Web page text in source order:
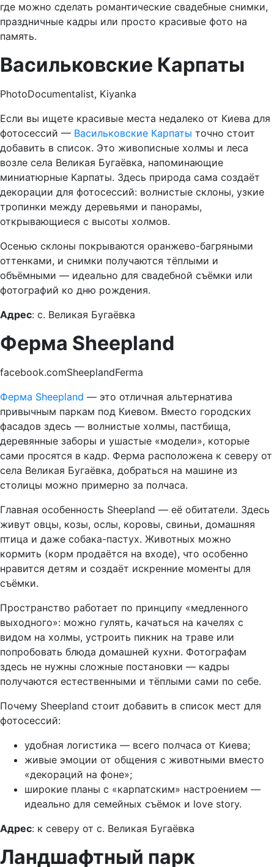
где можно сделать романтические свадебные снимки,
праздничные кадры или просто красивые фото на
память.
Васильковские Карпаты
PhotoDocumentalist, Kiyanka
Если вы ищете красивые места недалеко от Киева для
фотосессий — Васильковские Карпаты точно стоит
добавить в список. Это живописные холмы и леса
возле села Великая Бугаёвка, напоминающие
миниатюрные Карпаты. Здесь природа сама создаёт
декорации для фотосессий: волнистые склоны, узкие
тропинки между деревьями и панорамы,
открывающиеся с высоты холмов.
Осенью склоны покрываются оранжево-багряными
оттенками, и снимки получаются тёплыми и
объёмными — идеально для свадебной съёмки или
фотографий ко дню рождения.
Адрес: с. Великая Бугаёвка
Ферма Sheepland
facebook.comSheeplandFerma
Ферма Sheepland — это отличная альтернатива
привычным паркам под Киевом. Вместо городских
фасадов здесь — волнистые холмы, пастбища,
деревянные заборы и ушастые «модели», которые
сами просятся в кадр. Ферма расположена к северу от
села Великая Бугаёвка, добраться на машине из
столицы можно примерно за полчаса.
Главная особенность Sheepland — её обитатели. Здесь
живут овцы, козы, ослы, коровы, свиньи, домашняя
птица и даже собака-пастух. Животных можно
кормить (корм продаётся на входе), что особенно
нравится детям и создаёт искренние моменты для
съёмки.
Пространство работает по принципу «медленного
выходного»: можно гулять, качаться на качелях с
видом на холмы, устроить пикник на траве или
попробовать блюда домашней кухни. Фотографам
здесь не нужны сложные постановки — кадры
получаются естественными и тёплыми сами по себе.
Почему Sheepland стоит добавить в список мест для
фотосессий:
удобная логистика — всего полчаса от Киева;
живые эмоции от общения с животными вместо
«декораций на фоне»;
широкие планы с «карпатским» настроением —
идеально для семейных съёмок и love story.
Адрес: к северу от с. Великая Бугаёвка
Ландшафтный парк